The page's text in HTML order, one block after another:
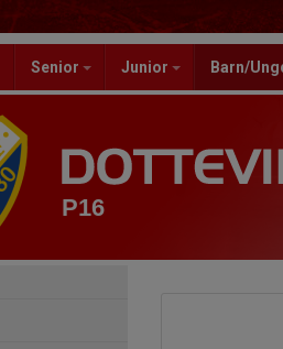
Senior Junior Barn/
P16